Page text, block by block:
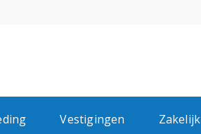
Vestigingen Zakelijk